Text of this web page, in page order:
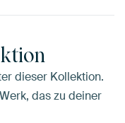
dieser Kollektion.
das zu deiner